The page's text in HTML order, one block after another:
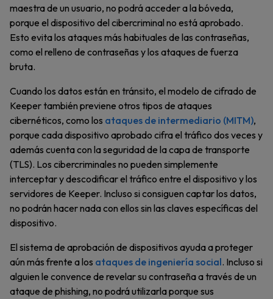
maestra de un usuario, no podrá acceder a la bóveda,
porque el dispositivo del cibercriminal no está aprobado.
Esto evita los ataques más habituales de las contraseñas,
como el relleno de contraseñas y los ataques de fuerza
bruta.
Cuando los datos están en tránsito, el modelo de cifrado de
Keeper también previene otros tipos de ataques
cibernéticos, como los ataques de intermediario (MITM),
porque cada dispositivo aprobado cifra el tráfico dos veces y
además cuenta con la seguridad de la capa de transporte
(TLS). Los cibercriminales no pueden simplemente
interceptar y descodificar el tráfico entre el dispositivo y los
servidores de Keeper. Incluso si consiguen captar los datos,
no podrán hacer nada con ellos sin las claves específicas del
dispositivo.
El sistema de aprobación de dispositivos ayuda a proteger
aún más frente a los ataques de ingeniería social. Incluso si
alguien le convence de revelar su contraseña a través de un
ataque de phishing, no podrá utilizarla porque sus